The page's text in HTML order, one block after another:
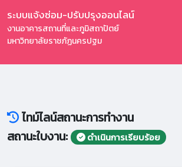
ระบบแจ้งซ่อม-ปรับปรุงออนไลน์
งานอาคารสถานที่และภูมิสถาปัตย์
มหาวิทยาลัยราชภัฏนครปฐม
ไทม์ไลน์สถานะการทำงาน
สถานะใบงาน:
ดำเนินการเรียบร้อย